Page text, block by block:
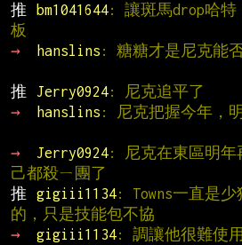
推
bm1041644: 讓斑馬drop哈特
板
→
hanslins : 糖糖才是尼克能
推
Jerry0924: 尼克追平了
→
hanslins : 尼克把握今年，
→
Jerry0924: 尼克在東區明年
己都殺ㄧ團了
推
gigiii1134: Towns一直是少
的，只是技能包不協
→
gigiii1134: 調讓他很難使用